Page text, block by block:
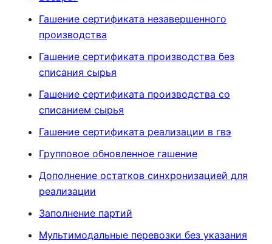
Гашение сертификата незавершенного
производства
Гашение сертификата производства без
списания сырья
Гашение сертификата производства со
списанием сырья
Гашение сертификата реализации в гвэ
Групповое обновленное гашение
Дополнение остатков синхронизацией для
реализации
Заполнение партий
Мультимодальные перевозки без указания